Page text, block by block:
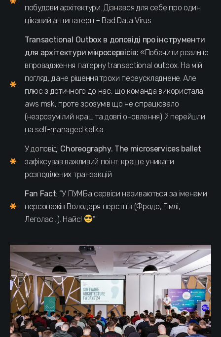
побудови архітектури. Дізнався для себе про один
цікавий антипатерн – Bad Data Virus
Transactional Outbox в доповіді про інструменти
для архітектури мікросервісів: «Побачити реальне
впровадження патерну transactional outbox. На мій
погляд, дане рішення трохи переускладнене. Але
плюс з дотичного до нас, що команда використала
aws msk, проте зрозумів що не спрацювало
(незрозумілий краш та довгі оновлення) й перейшли
на self-managed kafka
У доповіді Choreography. The microservices ballet
зафіксував важливий поінт: краще уникати
розподілених транзакцій
Fan Fact: “У ПУМБа сервіси називаються за іменами
персонажів Володаря перстнів (Фродо, Гімлі,
Леголас…). Найс!
”